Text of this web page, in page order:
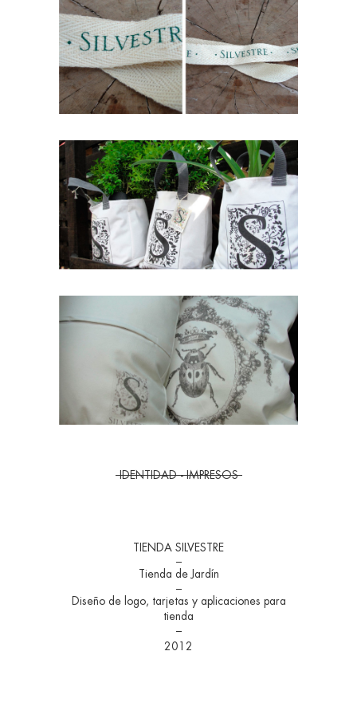
IDENTIDAD - IMPRESOS
TIENDA SILVESTRE
Tienda de Jardín
Diseño de logo, tarjetas y aplicaciones para
tienda
2012